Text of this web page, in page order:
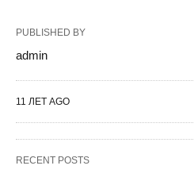
PUBLISHED BY
admin
11 ЛЕТ AGO
RECENT POSTS